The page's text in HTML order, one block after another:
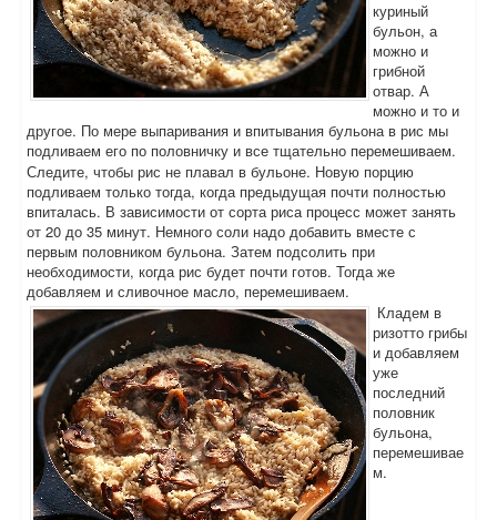
куриный
бульон, а
можно и
грибной
отвар. А
можно и то и
другое. По мере выпаривания и впитывания бульона в рис мы
подливаем его по половничку и все тщательно перемешиваем.
Следите, чтобы рис не плавал в бульоне. Новую порцию
подливаем только тогда, когда предыдущая почти полностью
впиталась. В зависимости от сорта риса процесс может занять
от 20 до 35 минут. Немного соли надо добавить вместе с
первым половником бульона. Затем подсолить при
необходимости, когда рис будет почти готов. Тогда же
добавляем и сливочное масло, перемешиваем.
Кладем в
ризотто грибы
и добавляем
уже
последний
половник
бульона,
перемешивае
м.